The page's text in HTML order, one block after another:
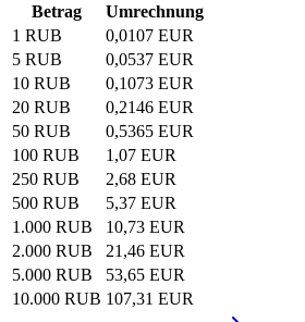
Betrag
Umrechnung
1 RUB
0,0107 EUR
5 RUB
0,0537 EUR
10 RUB
0,1073 EUR
20 RUB
0,2146 EUR
50 RUB
0,5365 EUR
100 RUB
1,07 EUR
250 RUB
2,68 EUR
500 RUB
5,37 EUR
1.000 RUB
10,73 EUR
2.000 RUB
21,46 EUR
5.000 RUB
53,65 EUR
10.000 RUB 107,31 EUR